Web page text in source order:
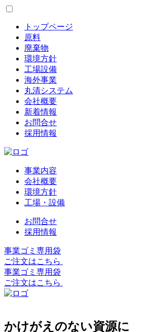
トップページ
原料
廃棄物
環境方針
工場設備
海外事業
丸清システム
会社概要
新着情報
お問合せ
採用情報
事業内容
会社概要
環境方針
工場・設備
お問合せ
採用情報
事業ゴミ専用袋
ご注文はこちら
事業ゴミ専用袋
ご注文はこちら
かけがえのない資源に